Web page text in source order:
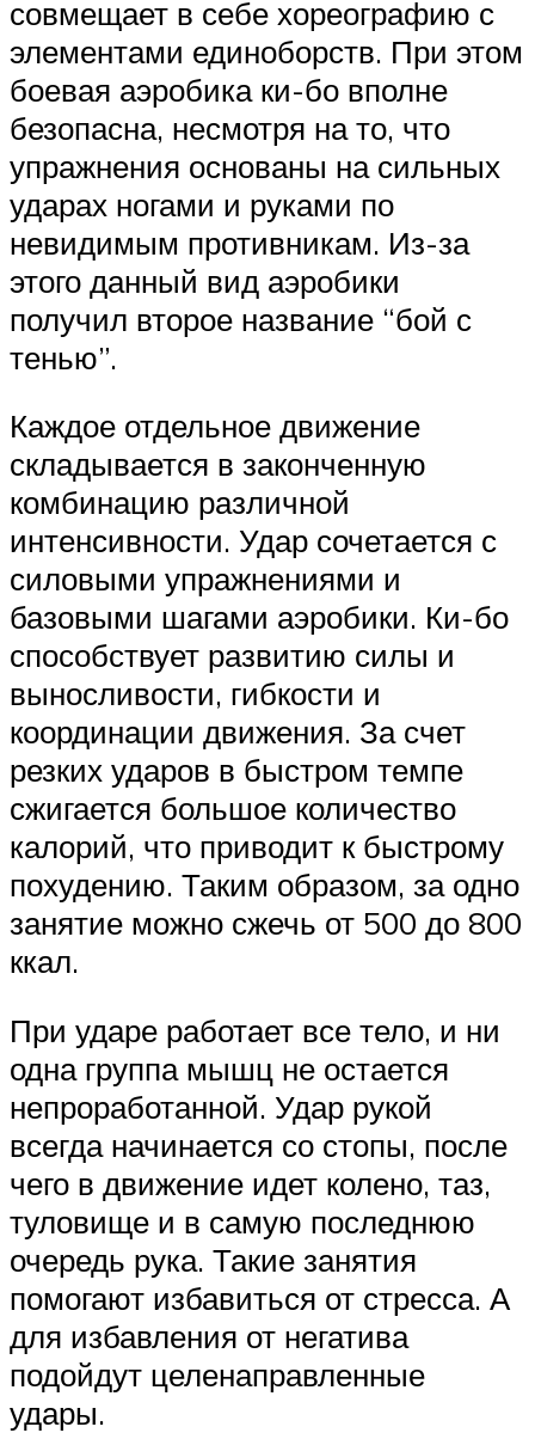
совмещает в себе хореографию с
элементами единоборств. При этом
боевая аэробика ки-бо вполне
безопасна, несмотря на то, что
упражнения основаны на сильных
ударах ногами и руками по
невидимым противникам. Из-за
этого данный вид аэробики
получил второе название “бой с
тенью”.
Каждое отдельное движение
складывается в законченную
комбинацию различной
интенсивности. Удар сочетается с
силовыми упражнениями и
базовыми шагами аэробики. Ки-бо
способствует развитию силы и
выносливости, гибкости и
координации движения. За счет
резких ударов в быстром темпе
сжигается большое количество
калорий, что приводит к быстрому
похудению. Таким образом, за одно
занятие можно сжечь от 500 до 800
ккал.
При ударе работает все тело, и ни
одна группа мышц не остается
непроработанной. Удар рукой
всегда начинается со стопы, после
чего в движение идет колено, таз,
туловище и в самую последнюю
очередь рука. Такие занятия
помогают избавиться от стресса. А
для избавления от негатива
подойдут целенаправленные
удары.